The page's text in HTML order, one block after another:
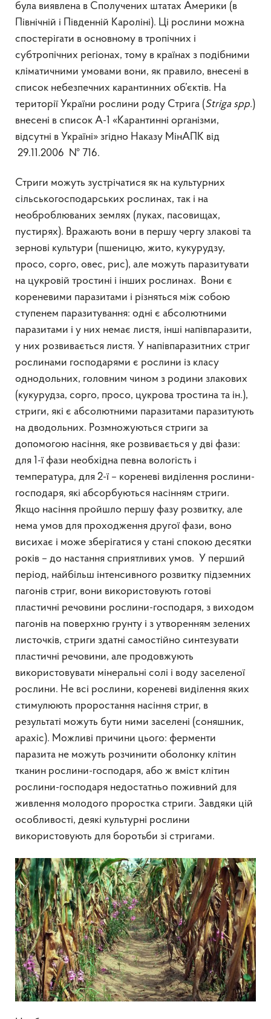
була виявлена в Сполучених штатах Америки (в
Північній і Південній Кароліні). Ці рослини можна
спостерігати в основному в тропічних і
субтропічних регіонах, тому в країнах з подібними
кліматичними умовами вони, як правило, внесені в
список небезпечних карантинних об’єктів. На
території України рослини роду Стрига (Striga spp.)
внесені в список А-1 «Карантинні організми,
відсутні в Україні» згідно Наказу МінАПК від
29.11.2006 № 716.
Стриги можуть зустрічатися як на культурних
сільськогосподарських рослинах, так і на
необроблюваних землях (луках, пасовищах,
пустирях). Вражають вони в першу чергу злакові та
зернові культури (пшеницю, жито, кукурудзу,
просо, сорго, овес, рис), але можуть паразитувати
на цукровій тростині і інших рослинах. Вони є
кореневими паразитами і різняться між собою
ступенем паразитування: одні є абсолютними
паразитами і у них немає листя, інші напівпаразити,
у них розвивається листя. У напівпаразитних стриг
рослинами господарями є рослини із класу
однодольних, головним чином з родини злакових
(кукурудза, сорго, просо, цукрова тростина та ін.),
стриги, які є абсолютними паразитами паразитують
на дводольних. Розмножуються стриги за
допомогою насіння, яке розвивається у дві фази:
для 1-ї фази необхідна певна вологість і
температура, для 2-ї – кореневі виділення рослини-
господаря, які абсорбуються насінням стриги.
Якщо насіння пройшло першу фазу розвитку, але
нема умов для проходження другої фази, воно
висихає і може зберігатися у стані спокою десятки
років – до настання сприятливих умов. У перший
період, найбільш інтенсивного розвитку підземних
пагонів стриг, вони використовують готові
пластичні речовини рослини-господаря, з виходом
пагонів на поверхню грунту і з утворенням зелених
листочків, стриги здатні самостійно синтезувати
пластичні речовини, але продовжують
використовувати мінеральні солі і воду заселеної
рослини. Не всі рослини, кореневі виділення яких
стимулюють проростання насіння стриг, в
результаті можуть бути ними заселені (соняшник,
арахіс). Можливі причини цього: ферменти
паразита не можуть розчинити оболонку клітин
тканин рослини-господаря, або ж вміст клітин
рослини-господаря недостатньо поживний для
живлення молодого проростка стриги. Завдяки цій
особливості, деякі культурні рослини
використовують для боротьби зі стригами.